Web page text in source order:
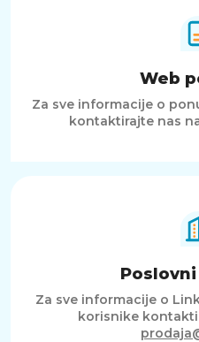
Web
Za sve informacije o
kontaktirajte nas
Za sve informacije o
korisnike